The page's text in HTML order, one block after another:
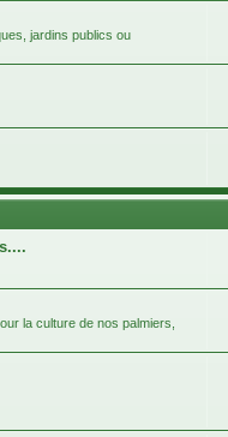
jardins publics ou
la culture de nos palmiers,